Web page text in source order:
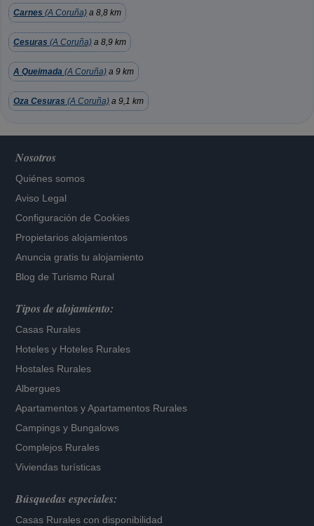
Carnes (A Coruña) a 8,8 km
Cesuras (A Coruña) a 8,9 km
A Queimada (A Coruña) a 9 km
Oza Cesuras (A Coruña) a 9,1 km
Nosotros
Quiénes somos
Aviso Legal
Configuración de Cookies
Propietarios alojamientos
Anuncia gratis tu alojamiento
Blog de Turismo Rural
Tipos de alojamiento:
Casas Rurales
Hoteles y Hoteles Rurales
Hostales Rurales
Albergues
Apartamentos yApartamentos Rurales
Campings y Bungalows
Complejos Rurales
Viviendas turísticas
Búsquedas especiales:
Casas Rurales con disponibilidad